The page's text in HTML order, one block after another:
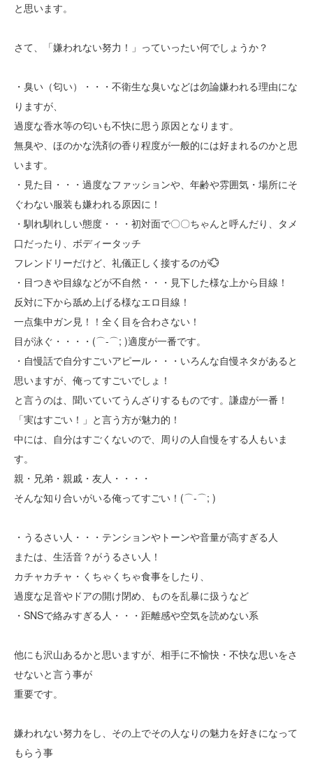
と思います。
さて、「嫌われない努力！」っていったい何でしょうか？
・臭い（匂い）・・・不衛生な臭いなどは勿論嫌われる理由にな
りますが、
過度な香水等の匂いも不快に思う原因となります。
無臭や、ほのかな洗剤の香り程度が一般的には好まれるのかと思
います。
・見た目・・・過度なファッションや、年齢や雰囲気・場所にそ
ぐわない服装も嫌われる原因に！
・馴れ馴れしい態度・・・初対面で〇〇ちゃんと呼んだり、タメ
口だったり、ボディータッチ
フレンドリーだけど、礼儀正しく接するのが💮
・目つきや目線などが不自然・・・見下した様な上から目線！
反対に下から舐め上げる様なエロ目線！
一点集中ガン見！！全く目を合わさない！
目が泳ぐ・・・・(⌒-⌒; )適度が一番です。
・自慢話で自分すごいアピール・・・いろんな自慢ネタがあると
思いますが、俺ってすごいでしょ！
と言うのは、聞いていてうんざりするものです。謙虚が一番！
「実はすごい！」と言う方が魅力的！
中には、自分はすごくないので、周りの人自慢をする人もいま
す。
親・兄弟・親戚・友人・・・・
そんな知り合いがいる俺ってすごい！(⌒-⌒; )
・うるさい人・・・テンションやトーンや音量が高すぎる人
または、生活音？がうるさい人！
カチャカチャ・くちゃくちゃ食事をしたり、
過度な足音やドアの開け閉め、ものを乱暴に扱うなど
・SNSで絡みすぎる人・・・距離感や空気を読めない系
他にも沢山あるかと思いますが、相手に不愉快・不快な思いをさ
せないと言う事が
重要です。
嫌われない努力をし、その上でその人なりの魅力を好きになって
もらう事